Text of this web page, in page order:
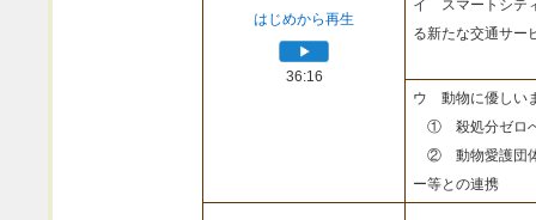
はじめから再生
36:16
イ スマートシテ
る新たな交通サー
ウ 動物に優しい
① 殺処分ゼロへ
② 動物愛護団体
ー等との連携